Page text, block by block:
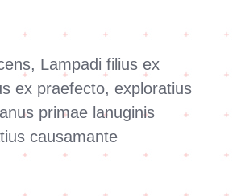
Lampadi filius ex
ex praefecto, exploratius
primae lanuginis
causamante